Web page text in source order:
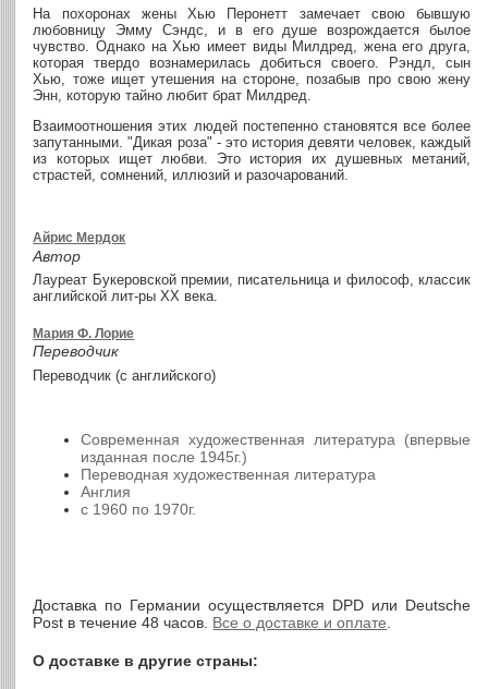
На похоронах жены Хью Перонетт замечает свою бывшую
любовницу Эмму Сэндс, и в его душе возрождается былое
чувство. Однако на Хью имеет виды Милдред, жена его друга,
которая твердо вознамерилась добиться своего. Рэндл, сын
Хью, тоже ищет утешения на стороне, позабыв про свою жену
Энн, которую тайно любит брат Милдред.
Взаимоотношения этих людей постепенно становятся все более
запутанными. "Дикая роза" - это история девяти человек, каждый
из которых ищет любви. Это история их душевных метаний,
страстей, сомнений, иллюзий и разочарований.
Айрис Мердок
Автор
Лауреат Букеровской премии, писательница и философ, классик
английской лит-ры XX века.
Мария Ф. Лорие
Переводчик
Переводчик (с английского)
Современная художественная литература (впервые
изданная после 1945г.)
Переводная художественная литература
Англия
с 1960 по 1970г.
Доставка по Германии осуществляется DPD или Deutsche
Post в течение 48 часов. Все о доставке и оплате
О доставке в другие страны: